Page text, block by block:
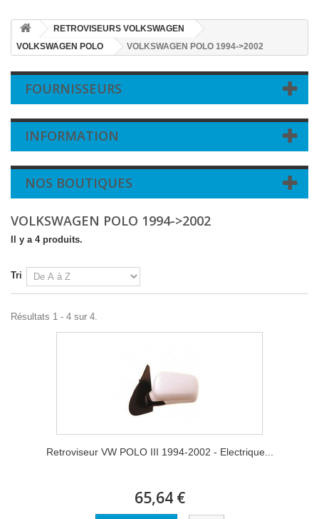
RETROVISEURS VOLKSWAGEN
VOLKSWAGEN POLO
VOLKSWAGEN POLO 1994->2002
FOURNISSEURS
INFORMATION
NOS BOUTIQUES
VOLKSWAGEN POLO 1994->2002
Il y a 4 produits.
Tri
Résultats 1 - 4 sur 4.
Retroviseur VW POLO III 1994-2002 - Electrique...
65,64 €